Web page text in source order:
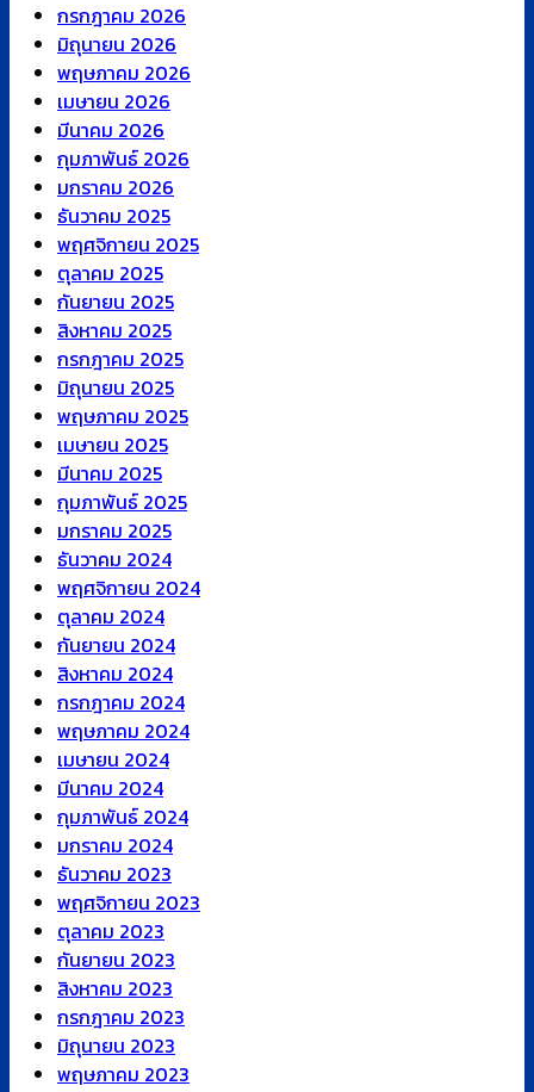
กรกฎาคม 2026
มิถุนายน 2026
พฤษภาคม 2026
เมษายน 2026
มีนาคม 2026
กุมภาพันธ์ 2026
มกราคม 2026
ธันวาคม 2025
พฤศจิกายน 2025
ตุลาคม 2025
กันยายน 2025
สิงหาคม 2025
กรกฎาคม 2025
มิถุนายน 2025
พฤษภาคม 2025
เมษายน 2025
มีนาคม 2025
กุมภาพันธ์ 2025
มกราคม 2025
ธันวาคม 2024
พฤศจิกายน 2024
ตุลาคม 2024
กันยายน 2024
สิงหาคม 2024
กรกฎาคม 2024
พฤษภาคม 2024
เมษายน 2024
มีนาคม 2024
กุมภาพันธ์ 2024
มกราคม 2024
ธันวาคม 2023
พฤศจิกายน 2023
ตุลาคม 2023
กันยายน 2023
สิงหาคม 2023
กรกฎาคม 2023
มิถุนายน 2023
พฤษภาคม 2023